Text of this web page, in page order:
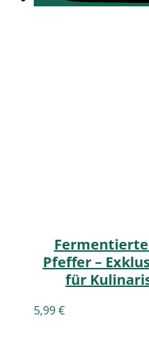
Pfeffer –
für
5,99€